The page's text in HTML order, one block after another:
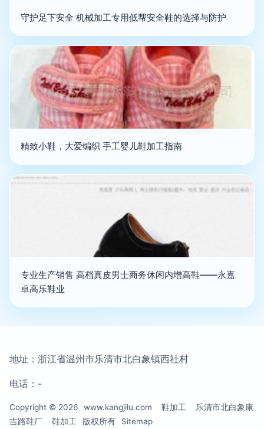
守护足下安全 机械加工专用低帮安全鞋的选择与防护
精致小鞋，大爱编织 手工婴儿鞋加工指南
专业生产销售 高档真皮男士商务休闲内增高鞋——永嘉
卓高乐鞋业
地址：浙江省温州市乐清市北白象镇西社村
电话：-
Copyright © 2026 www.kangjilu.com 鞋加工
乐清市北白象康
吉路鞋厂
鞋加工 版权所有 Sitemap